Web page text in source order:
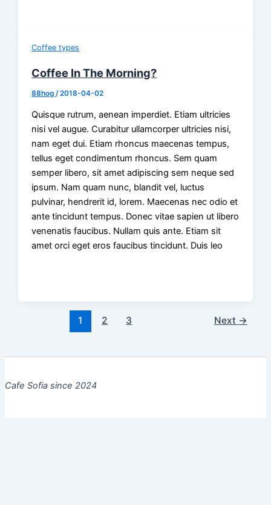
Coffee types
Coffee In The Morning?
88hog /2018-04-02
Quisque rutrum, aenean imperdiet. Etiam ultricies
nisi vel augue. Curabitur ullamcorper ultricies nisi,
nam eget dui. Etiam rhoncus maecenas tempus,
tellus eget condimentum rhoncus. Sem quam
semper libero, sit amet adipiscing sem neque sed
ipsum. Nam quam nunc, blandit vel, luctus
pulvinar, hendrerit id, lorem. Maecenas nec odio et
ante tincidunt tempus. Donec vitae sapien ut libero
venenatis faucibus. Nullam quis ante. Etiam sit
amet orci eget eros faucibus tincidunt. Duis leo
1 2 3 Next →
Cafe Sofia since 2024